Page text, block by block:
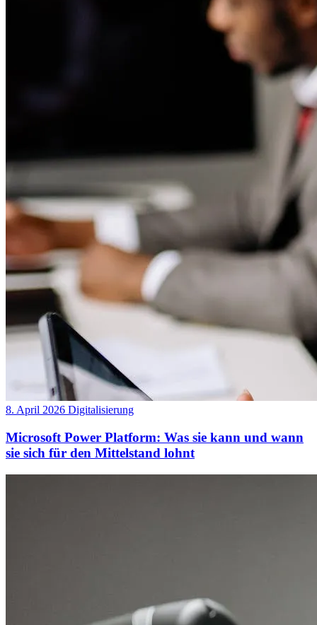
8. April 2026 Digitalisierung
Microsoft Power Platform: Was sie kann und wann
sie sich für den Mittelstand lohnt